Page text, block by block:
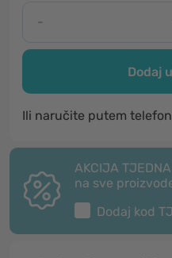
-
Dodaj
Ili naručite putem
AKCIJA
na sve
Dodaj kod